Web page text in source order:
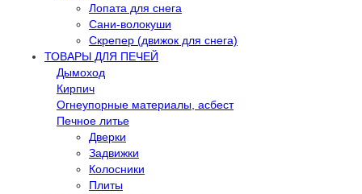
Лопата для снега
Сани-волокуши
Скрепер (движок для снега)
ТОВАРЫ ДЛЯ ПЕЧЕЙ
Дымоход
Кирпич
Огнеупорные материалы, асбест
Печное литье
Дверки
Задвижки
Колосники
Плиты